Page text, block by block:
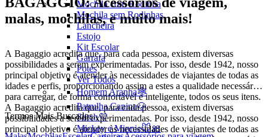
Mochila com Rodinha
Mochila sem Rodinhas
Lancheira
Estojo
Kit Escolar
Garrafa
Potes
Ver Todos
Homem Aranha🕸️
Patrulha Canina🐶
Stitch💜
Mickey e Minnie🐭🎀
malas, mochilas, e muito mais!
A Bagaggio acredita que, para cada pessoa, existem diversas
possibilidades a serem experimentadas. Por isso, desde 1942, nosso
principal objetivo é atender às necessidades de viajantes de todas as
idades e perfis, proporcionando assim a estes a qualidade necessária
para carregar, de forma confortável e inteligente, todos os seus itens.
A Bagaggio acredita que, para cada pessoa, existem diversas
possibilidades a serem experimentadas. Por isso, desde 1942, nosso
principal objetivo é atender às necessidades de viajantes de todas as
Termos Mais Buscados